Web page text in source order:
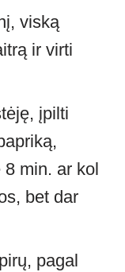
viską
ir virti
įpilti
min. ar kol
bet dar
pagal